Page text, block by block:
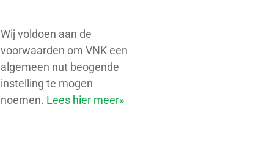
Wij voldoen aan de
voorwaarden om VNK een
algemeen nut beogende
instelling te mogen
noemen. Lees hier meer»